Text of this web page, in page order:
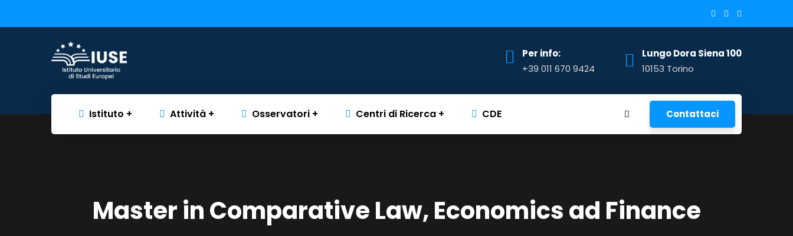
Per info:
+39 011 670 9424
Lungo Dora Siena 100
10153 Torino
Istituto Attività Osservatori Centri di Ricerca CDE Contattaci
Master in Comparative Law, Economics ad Finance